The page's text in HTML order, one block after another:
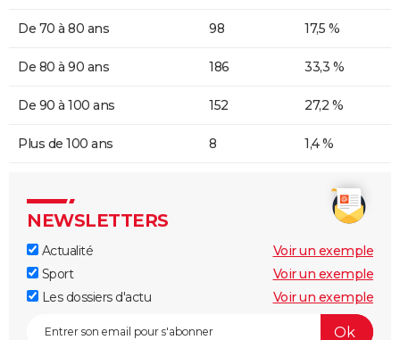
De 70 à 80 ans 98 17,5 %
De 80 à 90 ans 186 33,3 %
De 90 à 100 ans 152 27,2 %
Plus de 100 ans 8 1,4 %
NEWSLETTERS
Actualité
Voir un exemple
Sport
Voir un exemple
Les dossiers d'actu
Voir un exemple